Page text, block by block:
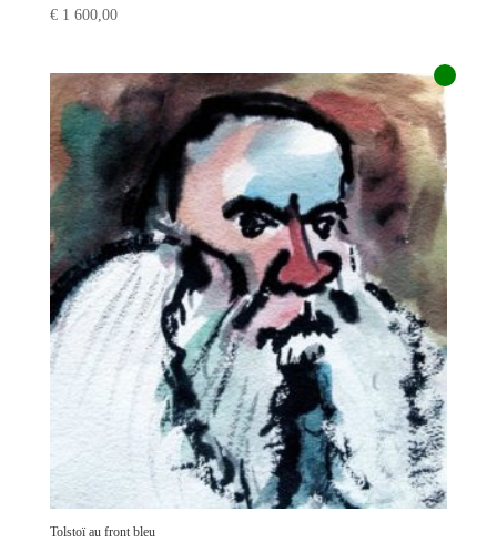
€1 600,00
Tolstoï au front bleu